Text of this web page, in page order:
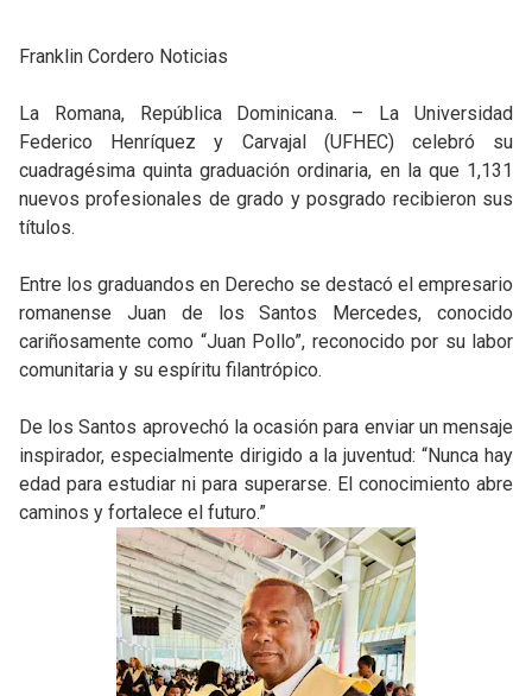
Franklin Cordero Noticias
La Romana, República Dominicana. – La Universidad
Federico Henríquez y Carvajal (UFHEC) celebró su
cuadragésima quinta graduación ordinaria, en la que 1,131
nuevos profesionales de grado y posgrado recibieron sus
títulos.
Entre los graduandos en Derecho se destacó el empresario
romanense Juan de los Santos Mercedes, conocido
cariñosamente como “Juan Pollo”, reconocido por su labor
comunitaria y su espíritu filantrópico.
De los Santos aprovechó la ocasión para enviar un mensaje
inspirador, especialmente dirigido a la juventud: “Nunca hay
edad para estudiar ni para superarse. El conocimiento abre
caminos y fortalece el futuro.”